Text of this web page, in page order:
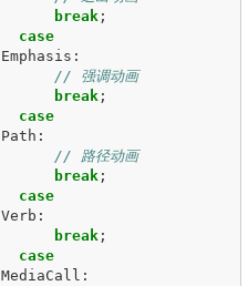
break;
case
Emphasis :
// 强调动画
break;
case
Path :
// 路径动画
break;
case
Verb :
break;
case
MediaCall :